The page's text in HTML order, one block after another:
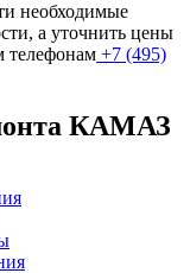
необходимые
а уточнить цены
телефонам +7 (495)
КАМАЗ